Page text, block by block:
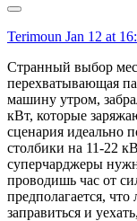
Terimoun Jan 12 at
Странный выбор
перехватывающая
машину утром,
кВт, которые
сценария идеально
столбики на 11-22
суперчарджеры
проводишь час от
предполагается,
заправиться и